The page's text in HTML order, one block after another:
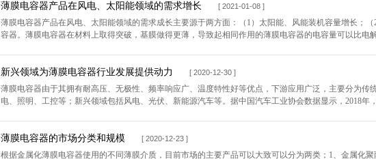
薄膜电容器产品在风电、太阳能领域的需求增长 [ 2021-01-08 ]
薄膜电容器产品在风电、太阳能领域的需求成长主要源于两方面：（1）太阳能、风能装机容量增长；
容器。薄膜电容器在材料上取得突破，基膜做得更薄，导致起相同作用的薄膜电容器的电容量可以比电
新兴领域为薄膜电容器行业发展提供动力 [ 2020-12-30 ]
薄膜电容器由于其拥有耐高压、无极性、频率响应广、温度特性好等优点，下游应用广泛，主要分为传
电、照明、工控等；新兴领域包括风电、光伏、新能源汽车等。据中国汽车工业协会数据显示，2018年
薄膜电容器的市场分类和规模 [ 2020-12-23 ]
根据金属化薄膜电容器使用的不同薄膜介质，目前市场的主要产品可以大致可以分为两类；1、金属化